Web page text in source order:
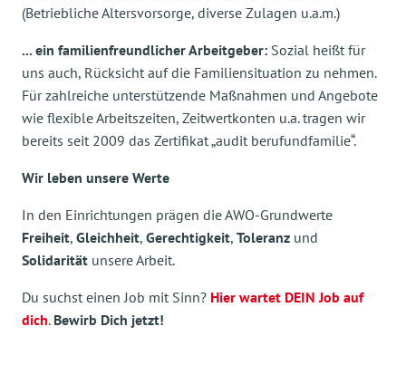
(Betriebliche Altersvorsorge, diverse Zulagen u.a.m.)
... ein familienfreundlicher Arbeitgeber: Sozial heißt für
uns auch, Rücksicht auf die Familiensituation zu nehmen.
Für zahlreiche unterstützende Maßnahmen und Angebote
wie flexible Arbeitszeiten, Zeitwertkonten u.a. tragen wir
bereits seit 2009 das Zertifikat „audit berufundfamilie“.
Wir leben unsere Werte
In den Einrichtungen prägen die AWO-Grundwerte
Freiheit, Gleichheit, Gerechtigkeit, Toleranz und
Solidarität unsere Arbeit.
Du suchst einen Job mit Sinn? Hier wartet DEIN Job auf
dich. Bewirb Dich jetzt!